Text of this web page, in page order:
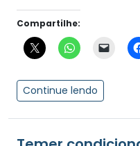
Compartilhe:
Continue lendo